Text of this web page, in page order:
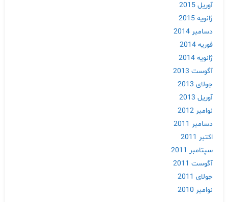
آوریل 2015
ژانویه 2015
دسامبر 2014
فوریه 2014
ژانویه 2014
آگوست 2013
جولای 2013
آوریل 2013
نوامبر 2012
دسامبر 2011
اکتبر 2011
سپتامبر 2011
آگوست 2011
جولای 2011
نوامبر 2010